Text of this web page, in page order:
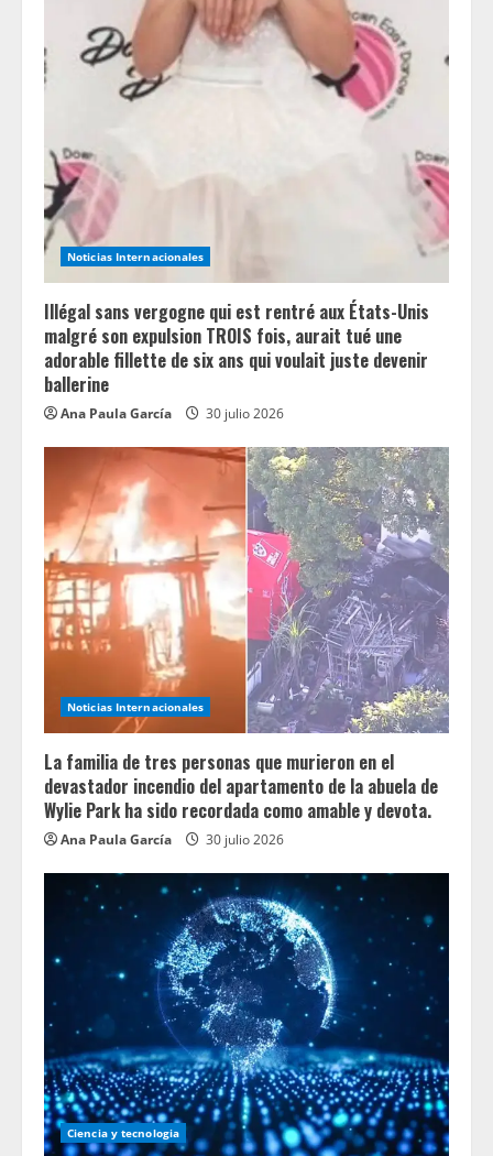
Noticias Internacionales
Illégal sans vergogne qui est rentré aux États-Unis
malgré son expulsion TROIS fois, aurait tué une
adorable fillette de six ans qui voulait juste devenir
ballerine
Ana Paula García 30 julio 2026
Noticias Internacionales
La familia de tres personas que murieron en el
devastador incendio del apartamento de la abuela de
Wylie Park ha sido recordada como amable y devota.
Ana Paula García 30 julio 2026
Ciencia y tecnologia